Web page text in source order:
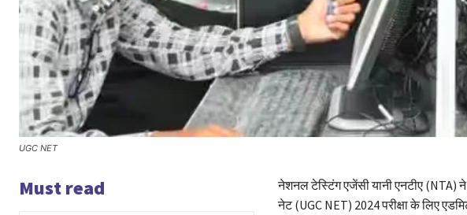
UGC NET
Must read
नेशनल टेस्टिंग एजेंसी यानी एनटीए (NTA)
नेट (UGC NET) 2024 परीक्षा के लिए